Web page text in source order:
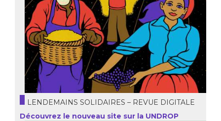
LENDEMAINS SOLIDAIRES – REVUE DIGITALE
Découvrez le nouveau site sur la UNDROP